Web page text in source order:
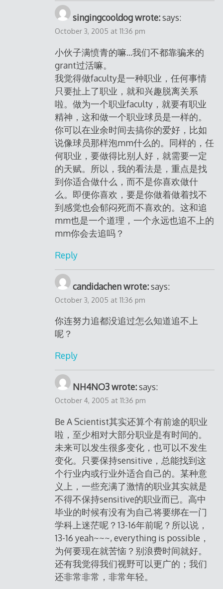
singingcooldog wrote: says:
October 3, 2005 at 11:36 pm
小伙子满愤青的嘛…我们不都靠骗来的
grant过活嘛。
我觉得做faculty是一种职业，任何事情
只要扯上了职业，就和兴趣脱离关系
啦。做为一个职业faculty，就要有职业
精神，这和做一个职业球员是一样的。
你可以在业余时间去搞你的爱好，比如
说像球员那样泡mm什么的。同样的，任
何职业，要做得比别人好，就需要一定
的天赋。所以，我的看法是，重点是找
到你适合做什么，而不是你喜欢做什
么。即便你喜欢，要是你做着做着找不
到感觉也会郁闷死而不喜欢的。这和追
mm也是一个道理，一个永远也追不上的
mm你会去追吗？
Reply
candidachen wrote: says:
October 3, 2005 at 11:36 pm
你连努力追都没追过怎么知道追不上
呢？
Reply
NH4NO3 wrote: says:
October 4, 2005 at 11:36 pm
Be A Scientist其实还算个有前途的职业
啦，至少相对大部分职业是有时间的。
未来可以发生很多变化，也可以不发生
变化。只要保持sensitive，总能找到这
个行业内或行业外适合自己的。某种意
义上，一些充满了激情的职业其实就是
不得不保持sensitive的职业而已。高中
毕业的时候有没有为自己将要绑在一门
学科上迷茫呢？13-16年前呢？所以说，
13-16 yeah~~~, everything is possible，
为何要现在就苦恼？别浪费时间就好。
还有我觉得我们视野可以更广的；我们
还非常非常，非常年轻。